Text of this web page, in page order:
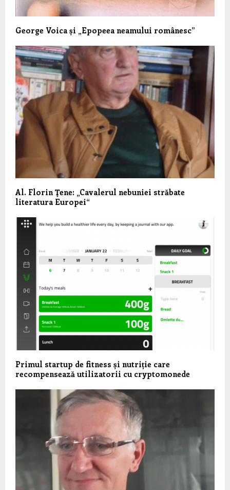
George Voica și „Epopeea neamului românesc”
Al. Florin Ţene: „Cavalerul nebuniei străbate
literatura Europei“
Primul startup de fitness și nutriție care
recompensează utilizatorii cu cryptomonede